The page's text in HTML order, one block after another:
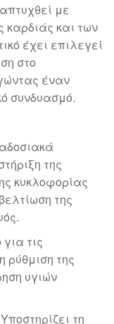
με
καρδιάς και των
έχει επιλεγεί
στο
έναν
συνδυασμό.
της
κυκλοφορίας
της
τις
ρύθμιση της
υγιών
τη